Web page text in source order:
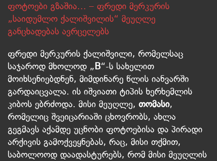
ფოტოები გზაშია… – ფრედი მერკურის
„საიდუმლო ქალიშვილის“ მეუღლე
განცხადებას ავრცელებს
ფრედი მერკურის ქალიშვილი, რომელსაც
საჯაროდ მხოლოდ „B“-ს სახელით
მოიხსენიებდნენ, მიმდინარე წლის იანვარში
გარდაიცვალა. ის იშვიათი ტიპის ხერხემლის
კიბოს ებრძოდა. მისი მეუღლე, თომასი,
რომელიც შვეიცარიაში ცხოვრობს, ახლა
გეგმავს აქამდე უცნობი ფოტოებისა და პირადი
არქივის გამოქვეყნებას, რაც, მისი თქმით,
საბოლოოდ დაადასტურებს, რომ მისი მეუღლის